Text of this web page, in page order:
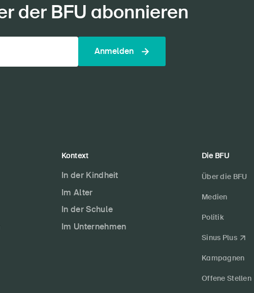
der BFU abonnieren
Anmelden
Kontext
In der Kindheit
Im Alter
In der Schule
Im Unternehmen
Die BFU
Über die BFU
Medien
Politik
Sinus Plus
Kampagnen
Offene Stellen